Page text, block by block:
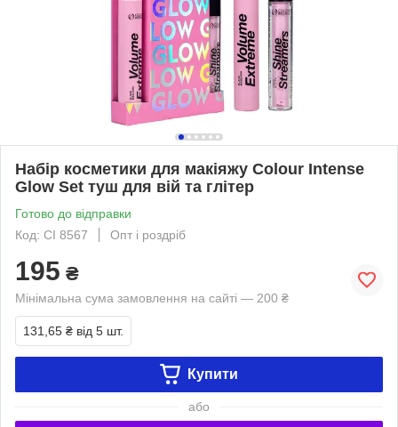
Набір косметики для макіяжу Colour Intense
Glow Set туш для вій та глітер
Готово до відправки
Код: CI 8567
Опт і роздріб
195 ₴
Мінімальна сума замовлення на сайті — 200 ₴
131,65 ₴ від 5 шт.
Купити
або